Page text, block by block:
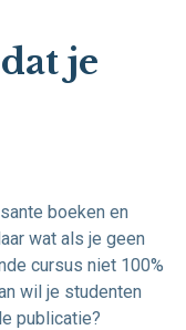
je
boeken en
wat als je geen
cursus niet 100%
wil je studenten
publicatie?